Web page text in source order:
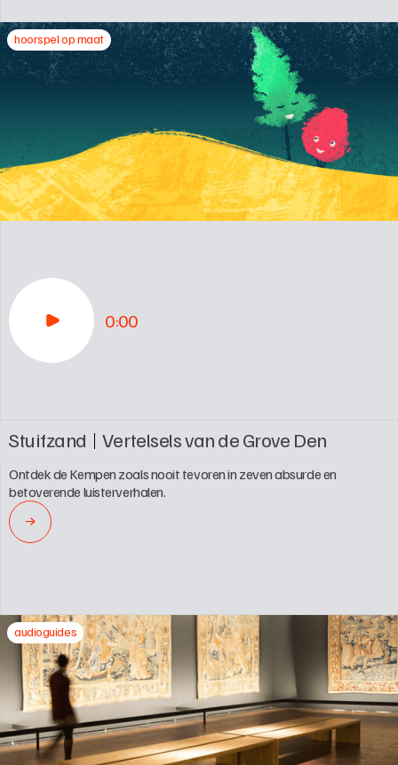
0:00
hoorspel op maat
Stuifzand Vertelsels van de Grove Den
Ontdek de Kempen zoals nooit tevoren in zeven absurde en
betoverende luisterverhalen.
→
audioguides